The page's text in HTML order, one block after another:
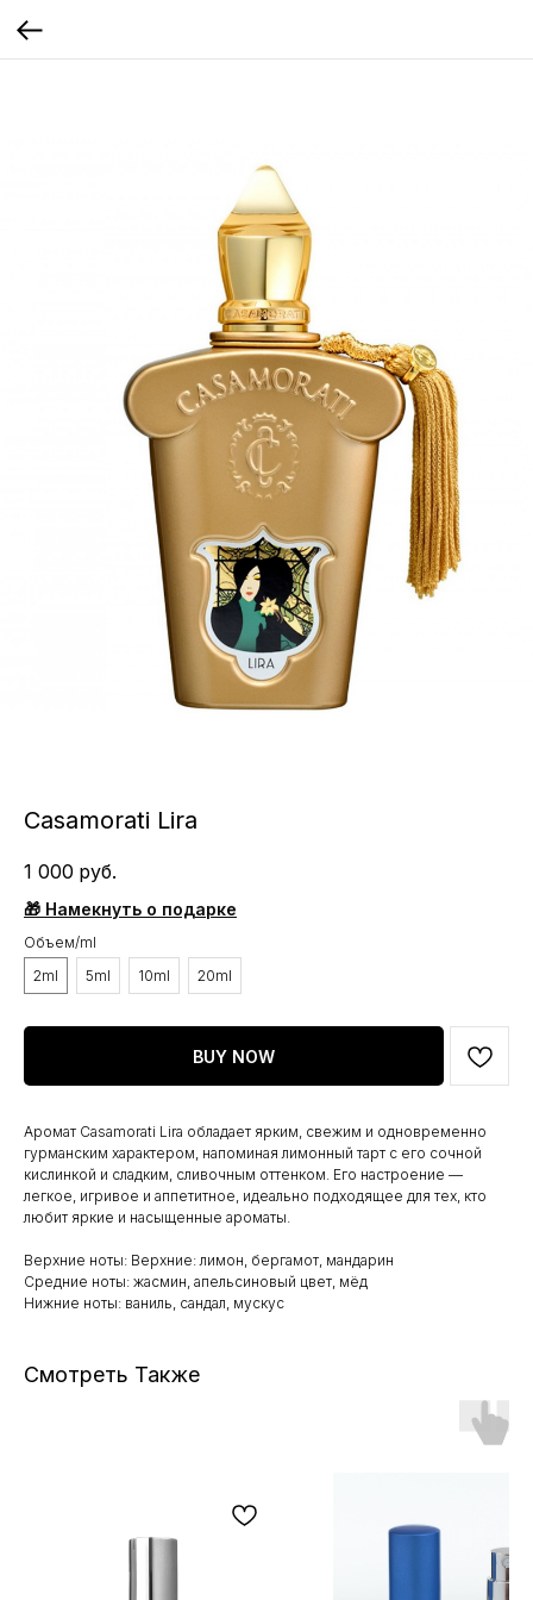
Casamorati Lira
1 000 руб.
🎁 Намекнуть о подарке
Объем/ml
2ml
5ml 10ml 20ml
BUY NOW
Аромат Casamorati Lira обладает ярким, свежим и одновременно
гурманским характером, напоминая лимонный тарт с его сочной
кислинкой и сладким, сливочным оттенком. Его настроение —
легкое, игривое и аппетитное, идеально подходящее для тех, кто
любит яркие и насыщенные ароматы.
Верхние ноты: Верхние: лимон, бергамот, мандарин
Средние ноты: жасмин, апельсиновый цвет, мёд
Нижние ноты: ваниль, сандал, мускус
Смотреть Также